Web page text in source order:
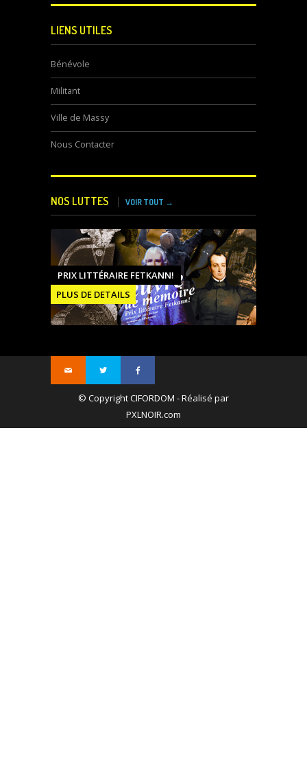
LIENS UTILES
Bénévole
Militant
Ville de Massy
Nous Contacter
NOS LUTTES VOIR TOUT →
PRIX LITTÉRAIRE FETKANN!
PLUS DE DETAILS
© Copyright CIFORDOM - Réalisé par
PXLNOIR.com